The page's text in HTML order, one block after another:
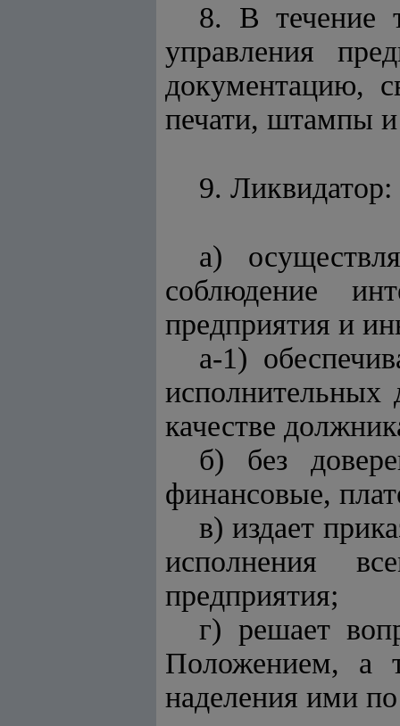
8. В течение
управления
документацию,
печати, штампы
9. Ликвидатор:
а)
соблюдение
предприятия и
а-1)
исполнительных
качестве
б) без
финансовые,
в) издает
исполнения
предприятия;
г) решает
Положением, а
наделения ими